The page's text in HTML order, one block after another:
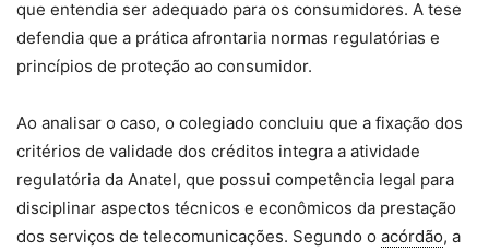
que entendia ser adequado para os consumidores. A tese
defendia que a prática afrontaria normas regulatórias e
princípios de proteção ao consumidor.
Ao analisar o caso, o colegiado concluiu que a fixação dos
critérios de validade dos créditos integra a atividade
regulatória da Anatel, que possui competência legal para
disciplinar aspectos técnicos e econômicos da prestação
dos serviços de telecomunicações. Segundo o acórdão, a